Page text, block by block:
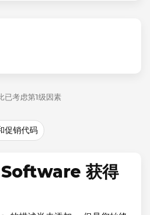
已考虑第1级因素
促销代码
获得